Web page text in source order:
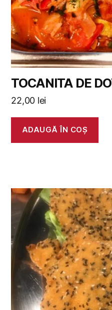
TOCANITA DE
22,00 lei
ADAUGĂ ÎN COȘ